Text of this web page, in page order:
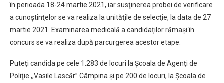
în perioada 18-24 martie 2021, iar susţinerea probei de verificare
a cunoştinţelor se va realiza la unităţile de selecţie, la data de 27
martie 2021. Examinarea medicală a candidaților rămași în
concurs se va realiza după parcurgerea acestor etape.
Puteți candida pe cele 1.283 de locuri la Şcoala de Agenţi de
Poliţie ,,Vasile Lascăr” Câmpina și pe 200 de locuri, la Şcoala de